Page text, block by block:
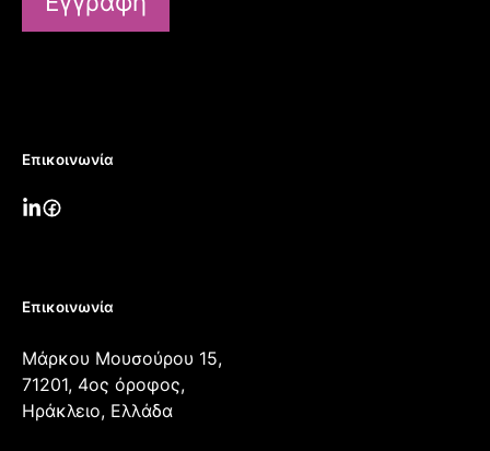
Επικοινωνία
Επικοινωνία
Μάρκου Μουσούρου 15,
71201, 4ος όροφος,
Ηράκλειο, Ελλάδα